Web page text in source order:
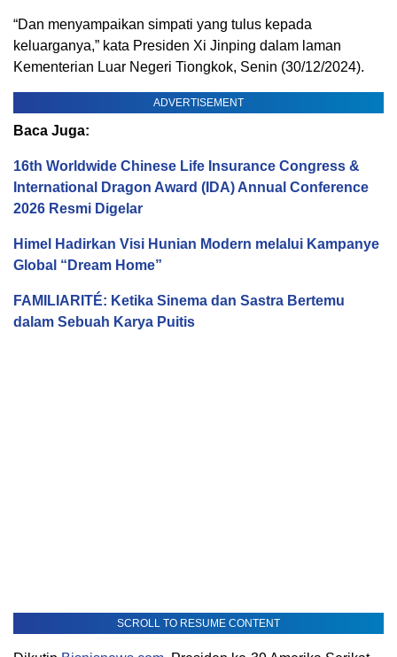
“Dan menyampaikan simpati yang tulus kepada
keluarganya,” kata Presiden Xi Jinping dalam laman
Kementerian Luar Negeri Tiongkok, Senin (30/12/2024).
ADVERTISEMENT
Baca Juga:
16th Worldwide Chinese Life Insurance Congress &
International Dragon Award (IDA) Annual Conference
2026 Resmi Digelar
Himel Hadirkan Visi Hunian Modern melalui Kampanye
Global “Dream Home”
FAMILIARITÉ: Ketika Sinema dan Sastra Bertemu
dalam Sebuah Karya Puitis
SCROLL TO RESUME CONTENT